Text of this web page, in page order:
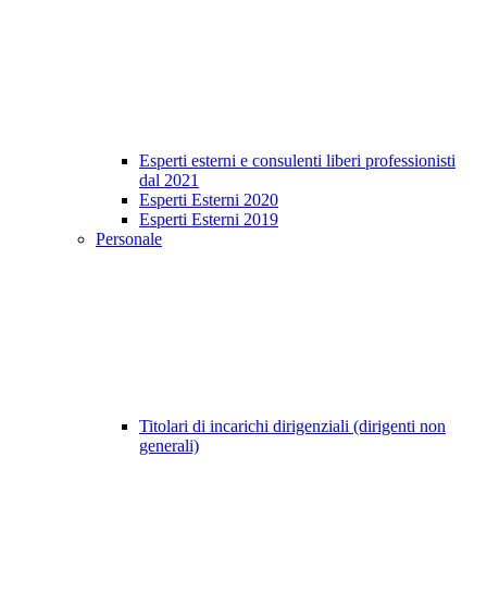
Esperti esterni e consulenti liberi professionisti
dal 2021
Esperti Esterni 2020
Esperti Esterni 2019
Personale
Titolari di incarichi dirigenziali (dirigenti non
generali)